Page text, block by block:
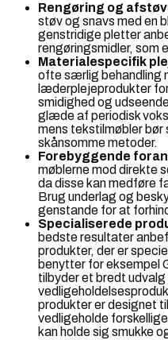
Rengøring og
støv og snavs med en
genstridige pletter
rengøringsmidler, som
Materialespecifik
ofte særlig behandling
læderplejeprodukter
smidighed og
glæde af periodisk
mens tekstilmøbler bør
skånsomme metoder.
Forebyggende
møblerne mod direkte
da disse kan medføre
Brug underlag og
genstande for at
Specialiserede
bedste resultater
produkter, der er
benytter for eksempel
tilbyder et bredt
produkter er designet
vedligeholde
kan holde sig smukke